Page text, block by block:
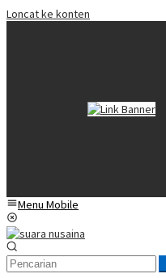
Loncat ke konten
Menu Mobile